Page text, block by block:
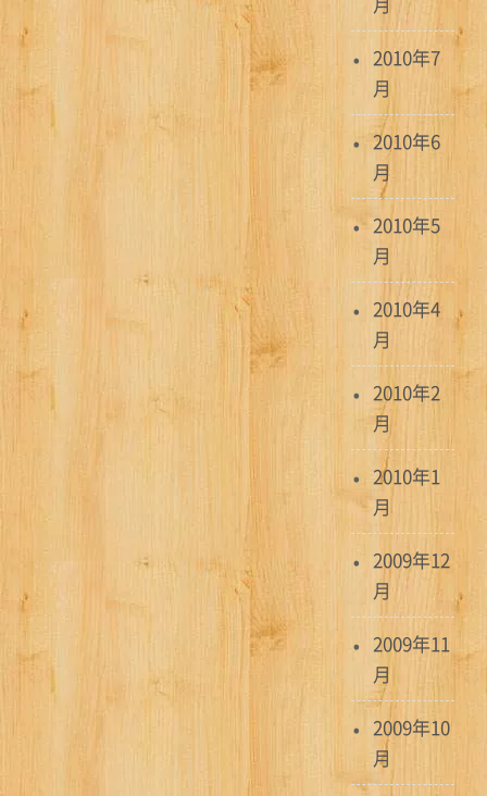
2010年7
月
2010年6
月
2010年5
月
2010年4
月
2010年2
月
2010年1
月
2009年12
月
2009年11
月
2009年10
月